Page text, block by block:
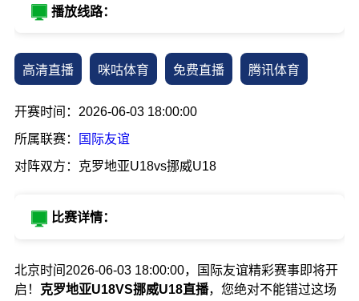
播放线路：
高清直播 咪咕体育 免费直播 腾讯体育
开赛时间：2026-06-03 18:00:00
所属联赛：
国际友谊
对阵双方：克罗地亚U18vs挪威U18
比赛详情：
北京时间2026-06-03 18:00:00，国际友谊精彩赛事即将开
启！ 克罗地亚U18VS挪威U18直播，您绝对不能错过这场